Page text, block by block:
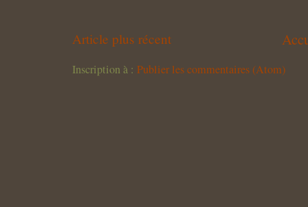
Article plus récent
Inscription à : Publier les commentaires (Atom)